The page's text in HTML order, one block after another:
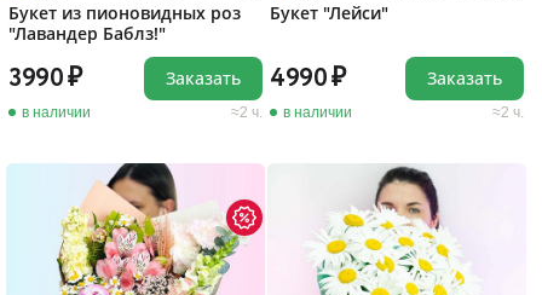
Букет из пионовидных роз
"Лавандер Баблз!"
3990
в наличии 2 ч.
Заказать
Букет "Лейси"
4990
в наличии 2 ч.
Заказать